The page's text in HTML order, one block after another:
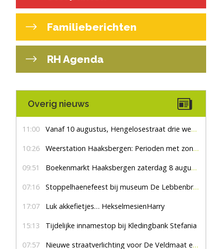
Familieberichten
RH Agenda
Overig nieuws
11:00 Vanaf 10 augustus, Hengelosestraat drie weken dicht voor doorgaand verkeer
10:26 Weerstation Haaksbergen: Perioden met zon en droog
09:51 Boekenmarkt Haaksbergen zaterdag 8 augustus, marktplein Haaksbergen
07:16 Stoppelhaenefeest bij museum De Lebbenbrugge
17:07 Luk akkefietjes… HekselmesienHarry
15:13 Tijdelijke innamestop bij Kledingbank Stefania
07:57 Nieuwe straatverlichting voor De Veldmaat en De Pas